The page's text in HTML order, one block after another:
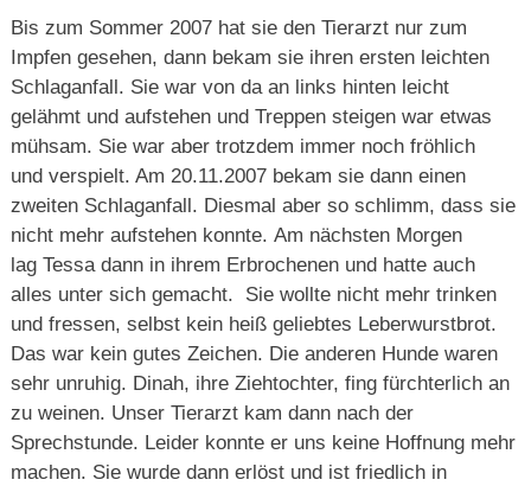
Bis zum Sommer 2007 hat sie den Tierarzt nur zum
Impfen gesehen, dann bekam sie ihren ersten leichten
Schlaganfall. Sie war von da an links hinten leicht
gelähmt und aufstehen und Treppen steigen war etwas
mühsam. Sie war aber trotzdem immer noch fröhlich
und verspielt. Am 20.11.2007 bekam sie dann einen
zweiten Schlaganfall. Diesmal aber so schlimm, dass sie
nicht mehr aufstehen konnte. Am nächsten Morgen
lag Tessa dann in ihrem Erbrochenen und hatte auch
alles unter sich gemacht. Sie wollte nicht mehr trinken
und fressen, selbst kein heiß geliebtes Leberwurstbrot.
Das war kein gutes Zeichen. Die anderen Hunde waren
sehr unruhig. Dinah, ihre Ziehtochter, fing fürchterlich an
zu weinen. Unser Tierarzt kam dann nach der
Sprechstunde. Leider konnte er uns keine Hoffnung mehr
machen. Sie wurde dann erlöst und ist friedlich in